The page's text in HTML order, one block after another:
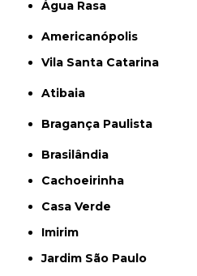
Água Rasa
Americanópolis
Vila Santa Catarina
Atibaia
Bragança Paulista
Brasilândia
Cachoeirinha
Casa Verde
Imirim
Jardim São Paulo